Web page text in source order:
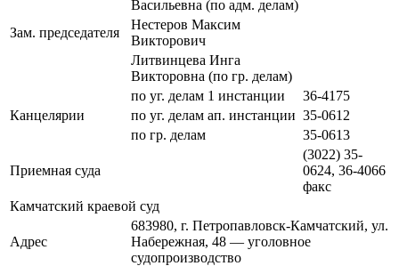
Зам. председателя
Васильевна (по адм. делам)
Нестеров Максим
Викторович
Литвинцева Инга
Викторовна (по гр. делам)
Канцелярии
по уг. делам 1 инстанции
36-4175
по уг. делам ап. инстанции 35-0612
по гр. делам
35-0613
Приемная суда
(3022) 35-
0624, 36-4066
факс
Камчатский краевой суд
Адрес
683980, г. Петропавловск-Камчатский, ул.
Набережная, 48 — уголовное
судопроизводство